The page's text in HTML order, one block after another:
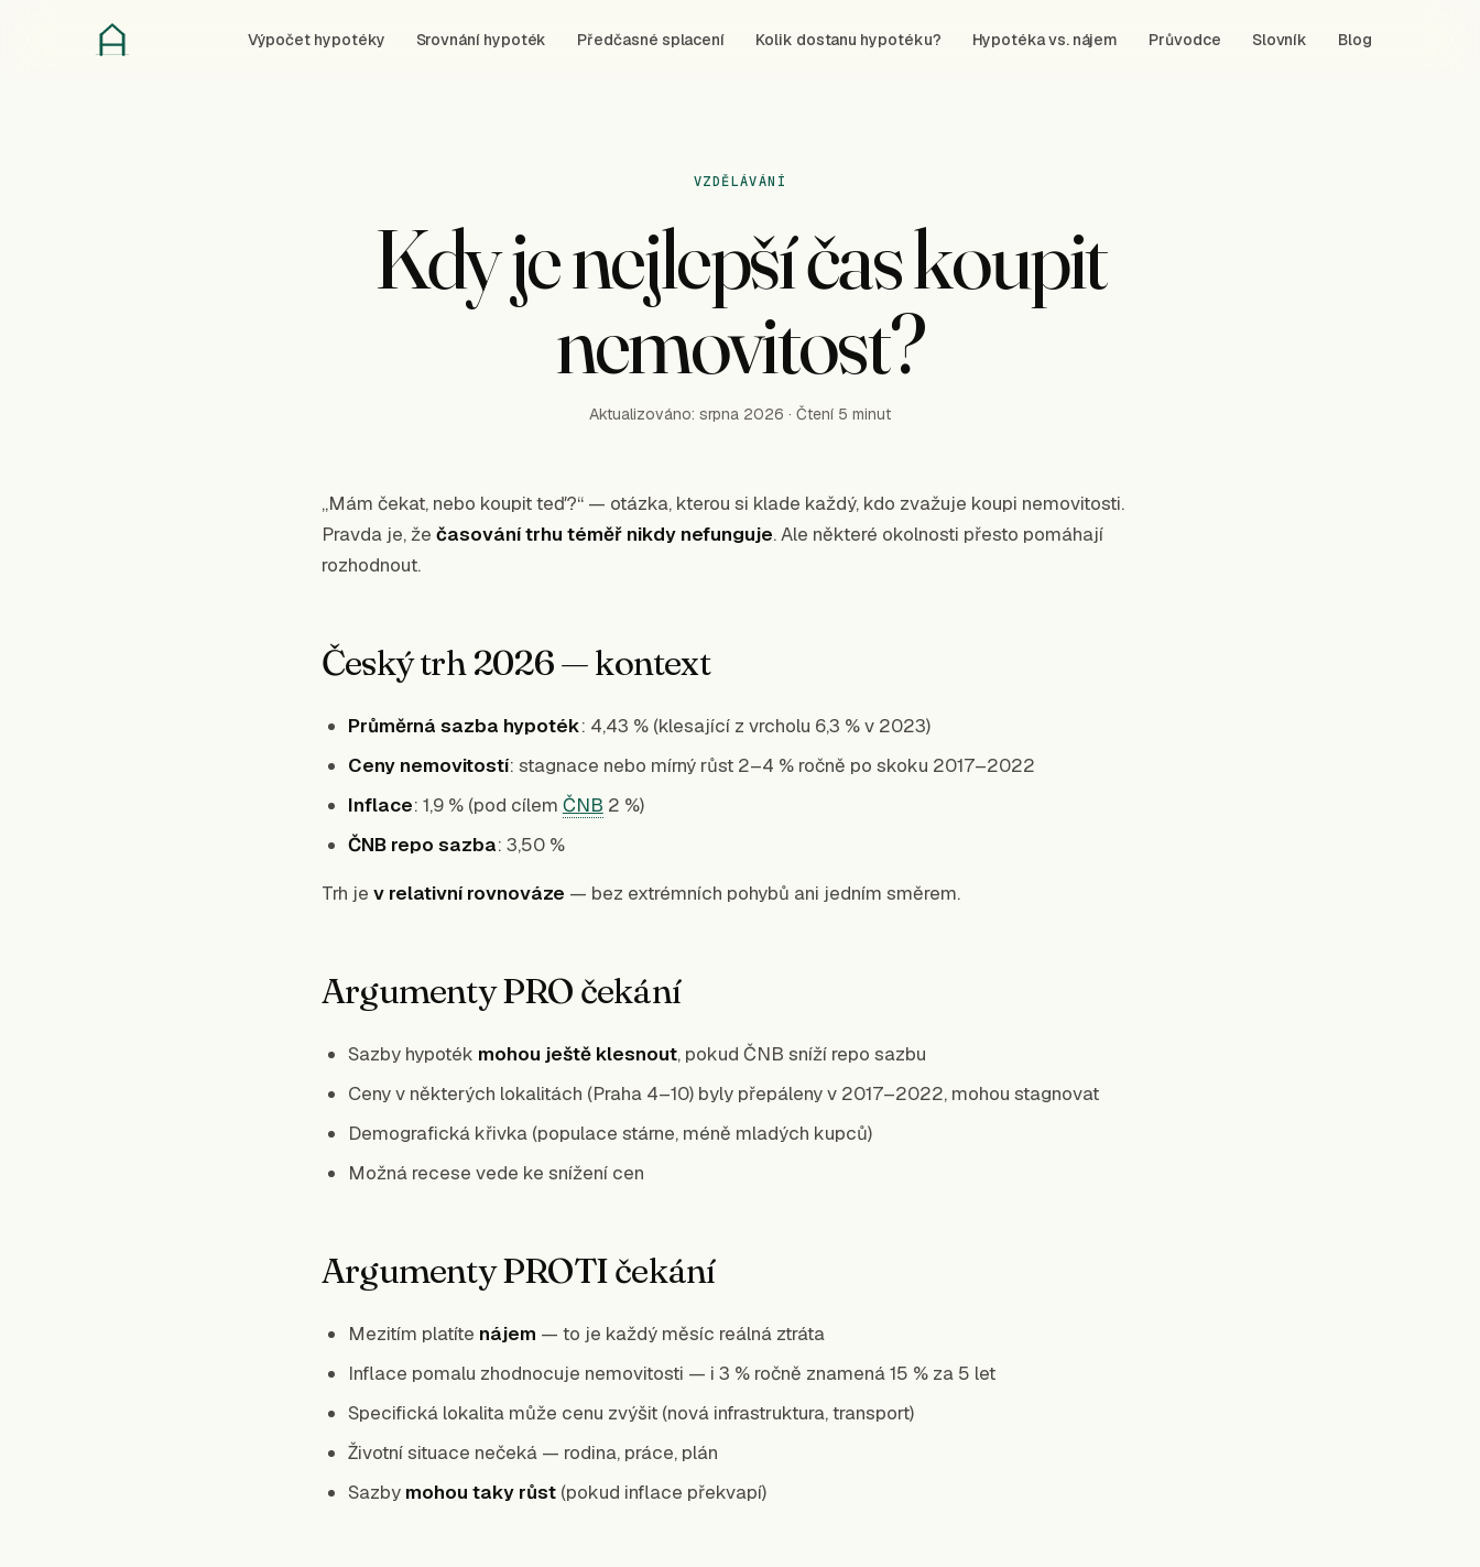
Výpočet hypotéky Srovnání hypoték Předčasné splacení Kolik dostanu hypotéku? Hypotéka vs. nájem Průvodce Slovník Blog
VZDĚLÁVÁNÍ
Kdy je nejlepší čas koupit
nemovitost?
Aktualizováno: srpna 2026 · Čtení 5 minut
„Mám čekat, nebo koupit teď?“ — otázka, kterou si klade každý, kdo zvažuje koupi nemovitosti.
Pravda je, že časování trhu téměř nikdy nefunguje. Ale některé okolnosti přesto pomáhají
rozhodnout.
Český trh 2026 — kontext
Průměrná sazba hypoték: 4,43 % (klesající z vrcholu 6,3 % v 2023)
Ceny nemovitostí: stagnace nebo mírný růst 2–4 % ročně po skoku 2017–2022
Inflace: 1,9% (pod cílem ČNB 2 %)
ČNB repo sazba: 3,50%
Trh je v relativní rovnováze — bez extrémních pohybů ani jedním směrem.
Argumenty PRO čekání
Sazby hypoték mohou ještě klesnout, pokud ČNB sníží repo sazbu
Ceny v některých lokalitách (Praha 4–10) byly přepáleny v 2017–2022, mohou stagnovat
Demografická křivka (populace stárne, méně mladých kupců)
Možná recese vede ke snížení cen
Argumenty PROTI čekání
Mezitím platíte nájem — to je každý měsíc reálná ztráta
Inflace pomalu zhodnocuje nemovitosti — i 3 % ročně znamená 15 % za 5 let
Specifická lokalita může cenu zvýšit (nová infrastruktura, transport)
Životní situace nečeká — rodina, práce, plán
Sazby mohou taky růst(pokud inflace překvapí)